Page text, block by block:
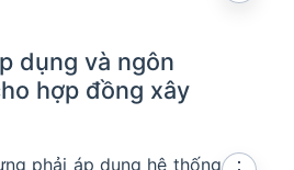
dụng và ngôn
hợp đồng xây
phải áp dụng hệ thống